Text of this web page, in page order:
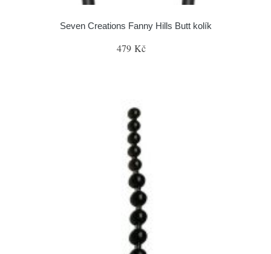
Seven Creations Fanny Hills Butt kolík
479 Kč